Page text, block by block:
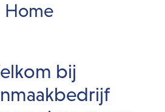
Home
bij